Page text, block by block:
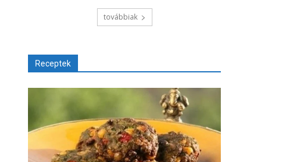
továbbiak
Receptek